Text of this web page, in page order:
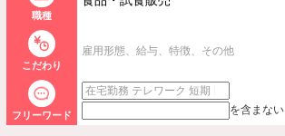
職種
こだわり
雇用形態、給与、特徴、その他
フリーワード を含まない